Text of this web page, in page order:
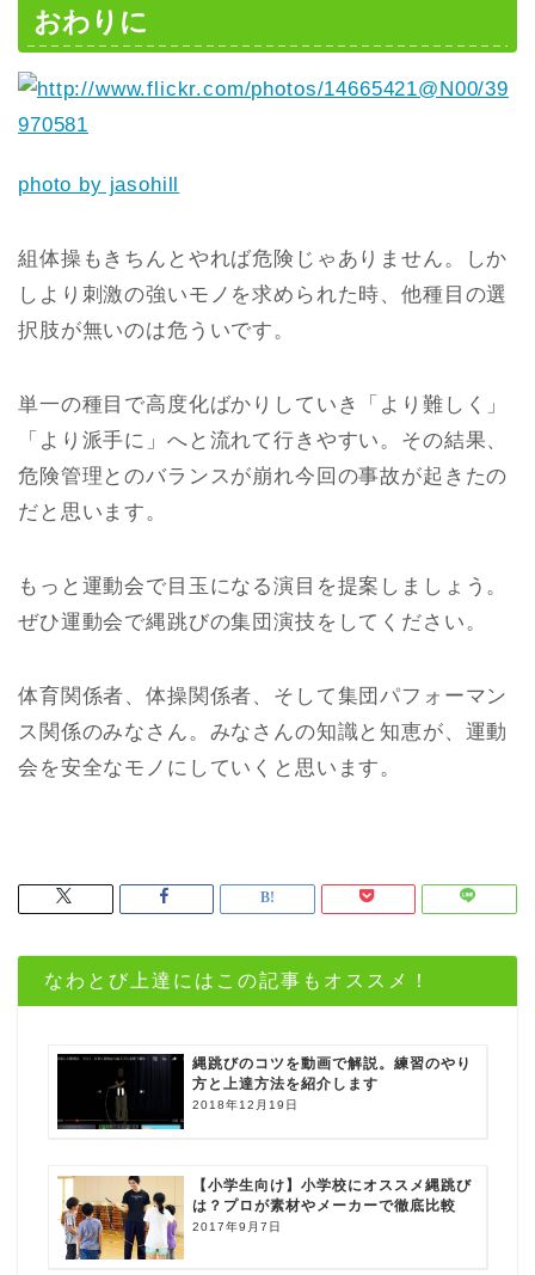
おわりに
photo by jasohill
組体操もきちんとやれば危険じゃありません。しか
しより刺激の強いモノを求められた時、他種目の選
択肢が無いのは危ういです。
単一の種目で高度化ばかりしていき「より難しく」
「より派手に」へと流れて行きやすい。その結果、
危険管理とのバランスが崩れ今回の事故が起きたの
だと思います。
もっと運動会で目玉になる演目を提案しましょう。
ぜひ運動会で縄跳びの集団演技をしてください。
体育関係者、体操関係者、そして集団パフォーマン
ス関係のみなさん。みなさんの知識と知恵が、運動
会を安全なモノにしていくと思います。
なわとび上達にはこの記事もオススメ！
縄跳びのコツを動画で解説。練習のやり
方と上達方法を紹介します
2018年12月19日
【小学生向け】小学校にオススメ縄跳び
は？プロが素材やメーカーで徹底比較
2017年9月7日